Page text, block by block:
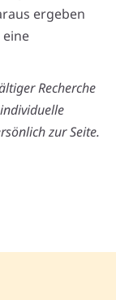
ergeben
Recherche
zur Seite.